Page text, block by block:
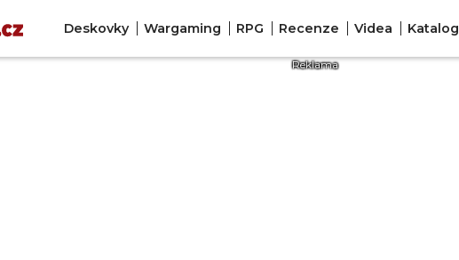
Deskovky Wargaming RPG Recenze Videa Katalog